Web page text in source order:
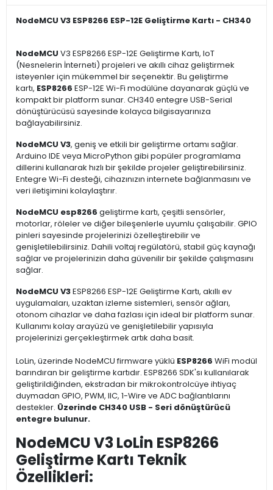
NodeMCU V3 ESP8266 ESP-12E Geliştirme Kartı - CH340
NodeMCU V3 ESP8266 ESP-12E Geliştirme Kartı, IoT
(Nesnelerin İnterneti) projeleri ve akıllı cihaz geliştirmek
isteyenler için mükemmel bir seçenektir. Bu geliştirme
kartı, ESP8266 ESP-12E Wi-Fi modülüne dayanarak güçlü ve
kompakt bir platform sunar. CH340 entegre USB-Serial
dönüştürücüsü sayesinde kolayca bilgisayarınıza
bağlayabilirsiniz.
NodeMCU V3, geniş ve etkili bir geliştirme ortamı sağlar.
Arduino IDE veya MicroPython gibi popüler programlama
dillerini kullanarak hızlı bir şekilde projeler geliştirebilirsiniz.
Entegre Wi-Fi desteği, cihazınızın internete bağlanmasını ve
veri iletişimini kolaylaştırır.
NodeMCU esp8266 geliştirme kartı, çeşitli sensörler,
motorlar, röleler ve diğer bileşenlerle uyumlu çalışabilir. GPIO
pinleri sayesinde projelerinizi özelleştirebilir ve
genişletilebilirsiniz. Dahili voltaj regülatörü, stabil güç kaynağı
sağlar ve projelerinizin daha güvenilir bir şekilde çalışmasını
sağlar.
NodeMCU V3ESP8266 ESP-12E Geliştirme Kartı, akıllı ev
uygulamaları, uzaktan izleme sistemleri, sensör ağları,
otonom cihazlar ve daha fazlası için ideal bir platform sunar.
Kullanımı kolay arayüzü ve genişletilebilir yapısıyla
projelerinizi gerçekleştirmek artık daha basit.
LoLin, üzerinde NodeMCU firmware yüklü ESP8266 WiFi modül
barındıran bir geliştirme kartıdır. ESP8266 SDK'sı kullanılarak
geliştirildiğinden, ekstradan bir mikrokontrolcüye ihtiyaç
duymadan GPIO, PWM, IIC, 1-Wire ve ADC bağlantılarını
destekler. Üzerinde CH340 USB - Seri dönüştürücü
entegre bulunur.
NodeMCU V3 LoLin ESP8266
Geliştirme Kartı Teknik
Özellikleri: